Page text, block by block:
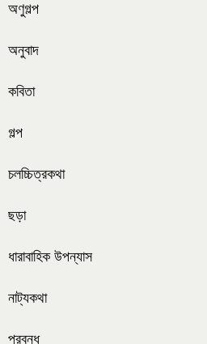
অণুগল্প
অনুবাদ
কবিতা
গল্প
চলচ্চিত্রকথা
ছড়া
ধারাবাহিক উপন্যাস
নাট্যকথা
প্রবন্ধ